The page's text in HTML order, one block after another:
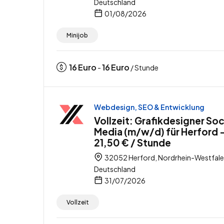
Deutschland
01/08/2026
Minijob
16Euro -16Euro / Stunde
Webdesign, SEO & Entwicklung
Vollzeit: Grafikdesigner
Media (m/w/d) für Herford
21,50 € / Stunde
32052 Herford, Nordrhein-
Deutschland
31/07/2026
Vollzeit